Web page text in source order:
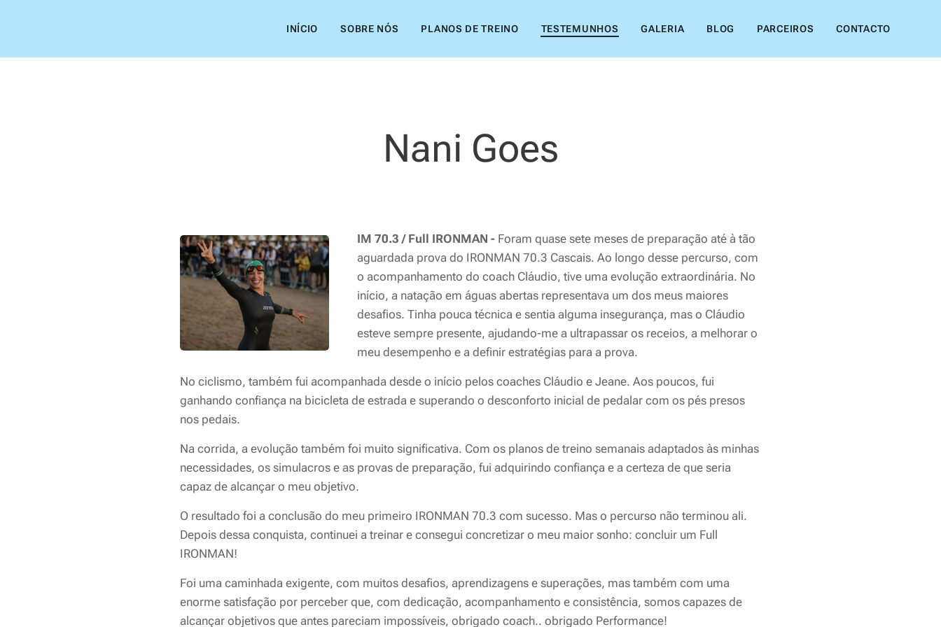
INÍCIO SOBRE NÓS PLANOS DE TREINO TESTEMUNHOS GALERIA BLOG PARCEIROS CONTACTO
Nani Goes
IM 70.3 / Full IRONMAN -Foram quase sete meses de preparação até à tão
aguardada prova do IRONMAN 70.3 Cascais. Ao longo desse percurso, com
o acompanhamento do coach Cláudio, tive uma evolução extraordinária. No
início, a natação em águas abertas representava um dos meus maiores
desafios. Tinha pouca técnica e sentia alguma insegurança, mas o Cláudio
esteve sempre presente, ajudando-me a ultrapassar os receios, a melhorar o
meu desempenho e a definir estratégias para a prova.
No ciclismo, também fui acompanhada desde o início pelos coaches Cláudio e Jeane. Aos poucos, fui
ganhando confiança na bicicleta de estrada e superando o desconforto inicial de pedalar com os pés presos
nos pedais.
Na corrida, a evolução também foi muito significativa. Com os planos de treino semanais adaptados às minhas
necessidades, os simulacros e as provas de preparação, fui adquirindo confiança e a certeza de que seria
capaz de alcançar o meu objetivo.
O resultado foi a conclusão do meu primeiro IRONMAN 70.3 com sucesso. Mas o percurso não terminou ali.
Depois dessa conquista, continuei a treinar e consegui concretizar o meu maior sonho: concluir um Full
IRONMAN!
Foi uma caminhada exigente, com muitos desafios, aprendizagens e superações, mas também com uma
enorme satisfação por perceber que, com dedicação, acompanhamento e consistência, somos capazes de
alcançar objetivos que antes pareciam impossíveis, obrigado coach.. obrigado Performance!